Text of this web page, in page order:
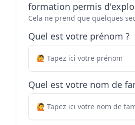
formation permis
Cela ne prend que quelques
Quel est votre prénom ?
Quel est votre nom de